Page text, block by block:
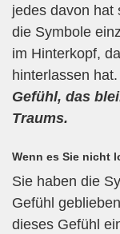
jedes davon hat
die Symbole
im Hinterkopf,
hinterlassen hat.
Gefühl, das
Traums.
Wenn es Sie nicht
Sie haben die
Gefühl
dieses Gefühl